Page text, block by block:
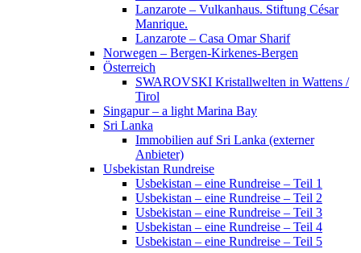
Lanzarote – Vulkanhaus. Stiftung César
Manrique.
Lanzarote – Casa Omar Sharif
Norwegen – Bergen-Kirkenes-Bergen
Österreich
SWAROVSKI Kristallwelten in Wattens /
Tirol
Singapur – a light Marina Bay
Sri Lanka
Immobilien auf Sri Lanka (externer
Anbieter)
Usbekistan Rundreise
Usbekistan – eine Rundreise – Teil 1
Usbekistan – eine Rundreise – Teil 2
Usbekistan – eine Rundreise – Teil 3
Usbekistan – eine Rundreise – Teil 4
Usbekistan – eine Rundreise – Teil 5